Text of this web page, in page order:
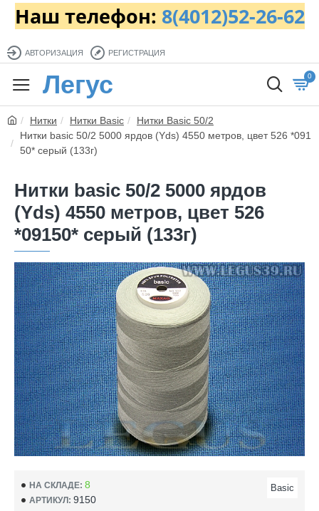
Наш телефон: 8(4012)52-26-62
АВТОРИЗАЦИЯ РЕГИСТРАЦИЯ
Легус 0
Нитки Нитки Basic
Нитки Basic 50/2
Нитки basic 50/2 5000 ярдов (Yds) 4550 метров, цвет 526 *091
50* серый (133г)
Нитки basic 50/2 5000 ярдов
(Yds) 4550 метров, цвет 526
*09150* серый (133г)
НА СКЛАДЕ: 8
АРТИКУЛ: 9150
Basic